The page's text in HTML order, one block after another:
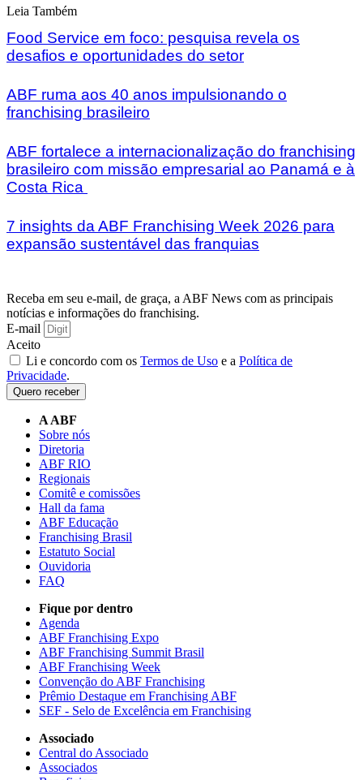
Leia Também
Food Service em foco: pesquisa revela os
desafios e oportunidades do setor
ABF ruma aos 40 anos impulsionando o
franchising brasileiro
ABF fortalece a internacionalização do franchising
brasileiro com missão empresarial ao Panamá e à
Costa Rica
7 insights da ABF Franchising Week 2026 para
expansão sustentável das franquias
Receba em seu e-mail, de graça, a ABF News com as principais
notícias e informações do franchising.
E-mail
Aceito
Li e concordo com os Termos de Uso e a Política de
Privacidade.
Quero receber
A ABF
Sobre nós
Diretoria
ABF RIO
Regionais
Comitê e comissões
Hall da fama
ABF Educação
Franchising Brasil
Estatuto Social
Ouvidoria
FAQ
Fique por dentro
Agenda
ABF Franchising Expo
ABF Franchising Summit Brasil
ABF Franchising Week
Convenção do ABF Franchising
Prêmio Destaque em Franchising ABF
SEF - Selo de Excelência em Franchising
Associado
Central do Associado
Associados